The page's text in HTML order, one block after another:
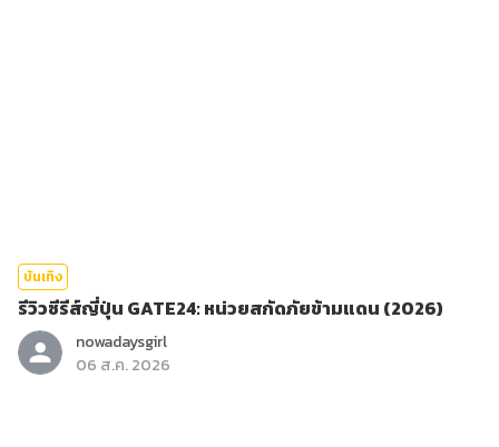
บันเทิง
รีวิวซีรีส์ญี่ปุ่น GATE24: หน่วยสกัดภัยข้ามแดน (2026)
nowadaysgirl
06 ส.ค. 2026